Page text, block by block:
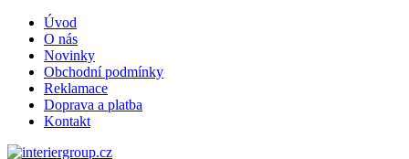
Úvod
O nás
Novinky
Obchodní podmínky
Reklamace
Doprava a platba
Kontakt